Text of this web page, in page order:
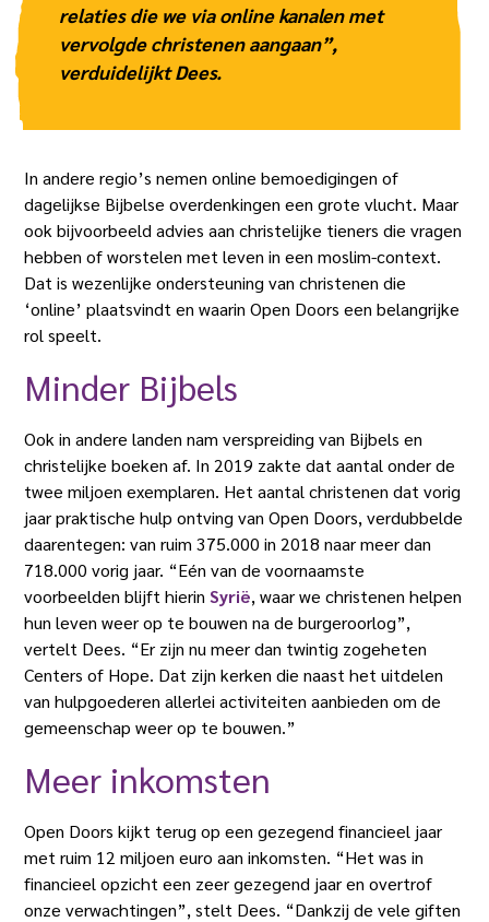
relaties die we via online kanalen met
vervolgde christenen aangaan”,
verduidelijkt Dees.
In andere regio’s nemen online bemoedigingen of
dagelijkse Bijbelse overdenkingen een grote vlucht. Maar
ook bijvoorbeeld advies aan christelijke tieners die vragen
hebben of worstelen met leven in een moslim-context.
Dat is wezenlijke ondersteuning van christenen die
‘online’ plaatsvindt en waarin Open Doors een belangrijke
rol speelt.
Minder Bijbels
Ook in andere landen nam verspreiding van Bijbels en
christelijke boeken af. In 2019 zakte dat aantal onder de
twee miljoen exemplaren. Het aantal christenen dat vorig
jaar praktische hulp ontving van Open Doors, verdubbelde
daarentegen: van ruim 375.000 in 2018 naar meer dan
718.000 vorig jaar. “Eén van de voornaamste
voorbeelden blijft hierinSyrië, waar we christenen helpen
hun leven weer op te bouwen na de burgeroorlog”,
vertelt Dees. “Er zijn nu meer dan twintig zogeheten
Centers of Hope. Dat zijn kerken die naast het uitdelen
van hulpgoederen allerlei activiteiten aanbieden om de
gemeenschap weer op te bouwen.”
Meer inkomsten
Open Doors kijkt terug op een gezegend financieel jaar
met ruim 12 miljoen euro aan inkomsten. “Het was in
financieel opzicht een zeer gezegend jaar en overtrof
onze verwachtingen”, stelt Dees. “Dankzij de vele giften